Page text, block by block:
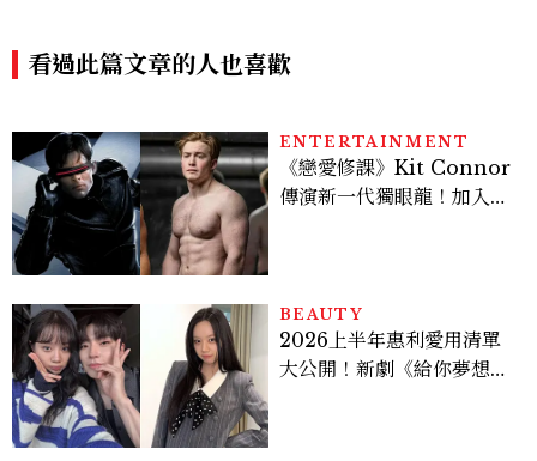
看過此篇文章的人也喜歡
ENTERTAINMENT
《戀愛修課》Kit Connor
傳演新一代獨眼龍！加入新
BEAUTY
2026上半年惠利愛用清單
大公開！新劇《給你夢想》